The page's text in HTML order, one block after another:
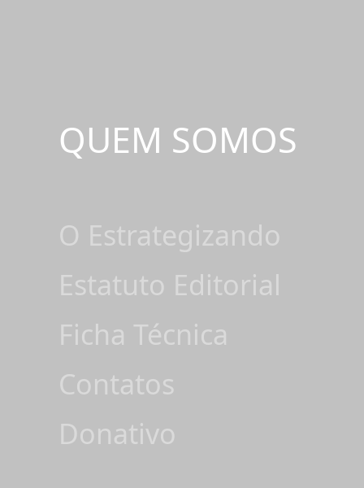
QUEM SOMOS
O Estrategizando
Estatuto Editorial
Ficha Técnica
Contatos
Donativo